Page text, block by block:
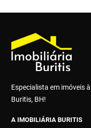
Especialista em imóveis
Buritis, BH!
A IMOBILIÁRIA BURITIS